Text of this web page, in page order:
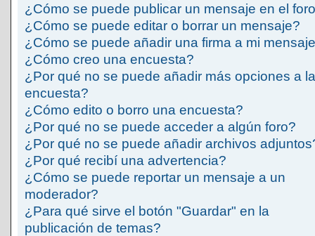
¿Cómo se puede publicar un mensaje en el
¿Cómo se puede editar o borrar un mensaje?
¿Cómo se puede añadir una firma a mi
¿Cómo creo una encuesta?
¿Por qué no se puede añadir más opciones a la
encuesta?
¿Cómo edito o borro una encuesta?
¿Por qué no se puede acceder a algún foro?
¿Por qué no se puede añadir archivos
¿Por qué recibí una advertencia?
¿Cómo se puede reportar un mensaje a un
moderador?
¿Para qué sirve el botón "Guardar" en la
publicación de temas?